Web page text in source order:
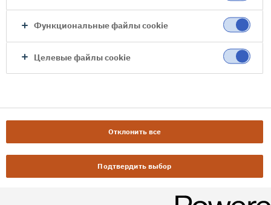
Функциональные файлы cookie
Целевые файлы cookie
Отклонить все
Подтвердить выбор